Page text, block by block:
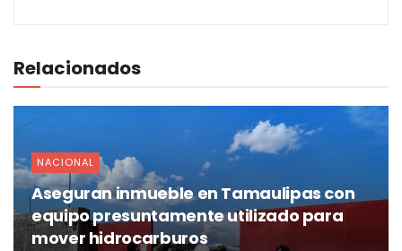
Relacionados
NACIONAL
Aseguran inmueble en Tamaulipas con
equipo presuntamente utilizado para
mover hidrocarburos